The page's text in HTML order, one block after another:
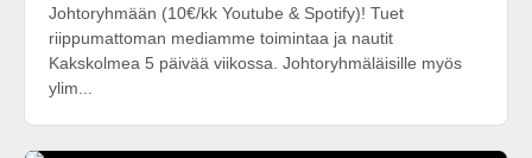
Johtoryhmään (10€/kk Youtube & Spotify)! Tuet
riippumattoman mediamme toimintaa ja nautit
Kakskolmea 5 päivää viikossa. Johtoryhmäläisille myös
ylim...